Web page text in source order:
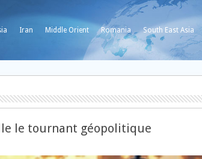
Iran Middle Orient Romania South East Asia
le tournant géopolitique